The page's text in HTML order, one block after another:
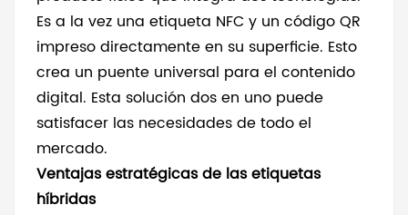
Es a la vez una etiqueta NFC y un código QR
impreso directamente en su superficie. Esto
crea un puente universal para el contenido
digital. Esta solución dos en uno puede
satisfacer las necesidades de todo el
mercado.
Ventajas estratégicas de las etiquetas
híbridas